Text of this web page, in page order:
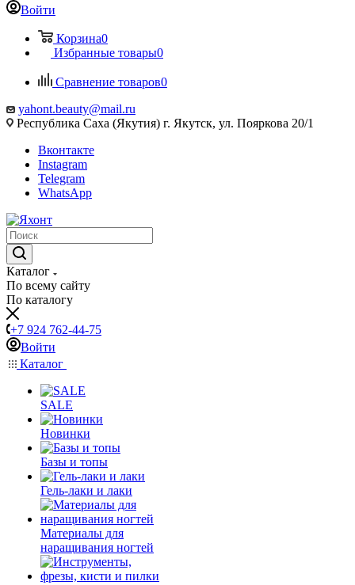
Войти
Корзина0
Избранные товары0
Сравнение товаров0
yahont.beauty@mail.ru
Республика Саха (Якутия) г. Якутск, ул. Пояркова 20/1
Вконтакте
Instagram
Telegram
WhatsApp
Каталог
По всему сайту
По каталогу
+7 924 762-44-75
Войти
Каталог
SALE
Новинки
Базы и топы
Гель-лаки и лаки
Материалы для
наращивания ногтей